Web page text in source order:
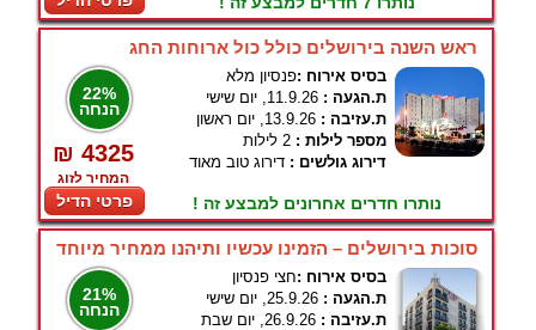
ראש השנה בירושלים כולל כול ארוחות החג
22%
הנחה
₪ 4325
המחיר לזוג
פרטי הדיל
בסיס אירוח :פנסיון מלא
ת.הגעה : 11.9.26, יום שישי
ת.עזיבה : 13.9.26, יום ראשון
מספר לילות : 2 לילות
דירוג גולשים : דירוג טוב מאוד
נותרו חדרים אחרונים למבצע זה !
סוכות בירושלים – הזמינו עכשיו ותיהנו ממחיר מיוחד
21%
הנחה
בסיס אירוח :חצי פנסיון
ת.הגעה : 25.9.26, יום שישי
ת.עזיבה : 26.9.26, יום שבת